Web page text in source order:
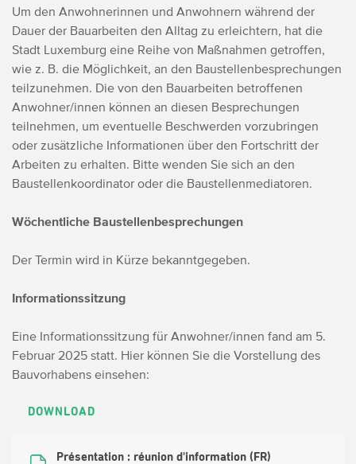
Um den Anwohnerinnen und Anwohnern während der
Dauer der Bauarbeiten den Alltag zu erleichtern, hat die
Stadt Luxemburg eine Reihe von Maßnahmen getroffen,
wie z. B. die Möglichkeit, an den Baustellenbesprechungen
teilzunehmen. Die von den Bauarbeiten betroffenen
Anwohner/innen können an diesen Besprechungen
teilnehmen, um eventuelle Beschwerden vorzubringen
oder zusätzliche Informationen über den Fortschritt der
Arbeiten zu erhalten. Bitte wenden Sie sich an den
Baustellenkoordinator oder die Baustellenmediatoren.
Wöchentliche Baustellenbesprechungen
Der Termin wird in Kürze bekanntgegeben.
Informationssitzung
Eine Informationssitzung für Anwohner/innen fand am 5.
Februar 2025 statt. Hier können Sie die Vorstellung des
Bauvorhabens einsehen:
DOWNLOAD
Présentation : réunion d'information (FR)